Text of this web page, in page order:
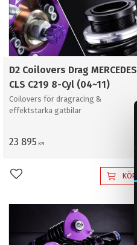
D2 Coilovers Drag MERCEDES
CLS C219 8-Cyl (04~11)
Coilovers för dragracing &
effektstarka gatbilar
23 895 KR
Lägg till i favoriter KÖP